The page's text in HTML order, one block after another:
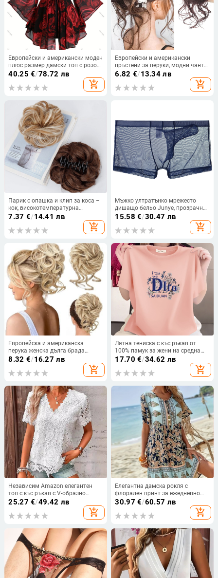
Европейски и американски моден
плюс размер дамски топ с розов
принт и шнур, неправилен ръкав
прилеп, средна дължина за жени,
за да изглеждат стройни
40.25 €/78.72 лв
add_shopping_cart
Европейски и американски
пръстени за перуки, модни чанти
за коса, ленти за глава с топчета,
естествено пухкави и разрошени
плитки за дълга брада, перуки,
6.82 €/13.34 лв
add_shopping_cart
Парик с опашка и клип за коса –
кок, високотемпературна
коприна, механична обработка,
7.37 €/14.41 лв
add_shopping_cart
Мъжко ултратънко мрежесто
дишащо бельо Junye, прозрачни
секси боксерки тип „слонски
хобот“, разделени с пистолет
15.58 €/30.47 лв
add_shopping_cart
Европейска и американска
перука женска дълга брада
мързелива дълга брада пръстен
за коса цветна пъпка топка глава
пухкав естествен пръстен за
8.32 €/16.27 лв
add_shopping_cart
Лятна тениска с къс ръкав от
100% памук за жени на средна
възраст, свободна кройка, кръгло
деколте, прикрива корема, стилен
и подходящ за ежедневието
17.70 €/34.62 лв
add_shopping_cart
Независим Amazon елегантен
топ с къс ръкав с V-образно
деколте, щампован, дантела,
европейска и американска лятна
нова тениска с къс ръкав за жени
25.27 €/49.42 лв
add_shopping_cart
Елегантна дамска рокля с
флорален принт за ежедневно
пътуване до работа, европейска
и американска, трансгранична,
Amazon, 2025 г.
30.97 €/60.57 лв
add_shopping_cart